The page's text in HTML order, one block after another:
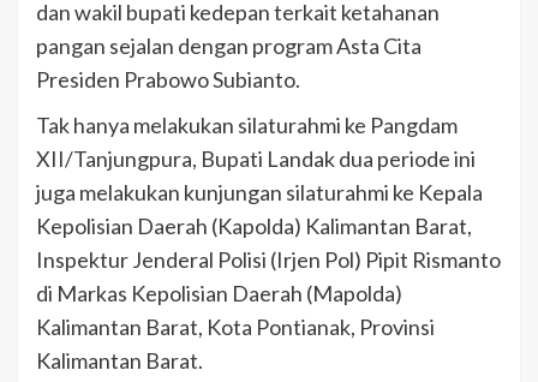
dan wakil bupati kedepan terkait ketahanan
pangan sejalan dengan program Asta Cita
Presiden Prabowo Subianto.
Tak hanya melakukan silaturahmi ke Pangdam
XII/Tanjungpura, Bupati Landak dua periode ini
juga melakukan kunjungan silaturahmi ke Kepala
Kepolisian Daerah (Kapolda) Kalimantan Barat,
Inspektur Jenderal Polisi (Irjen Pol) Pipit Rismanto
di Markas Kepolisian Daerah (Mapolda)
Kalimantan Barat, Kota Pontianak, Provinsi
Kalimantan Barat.